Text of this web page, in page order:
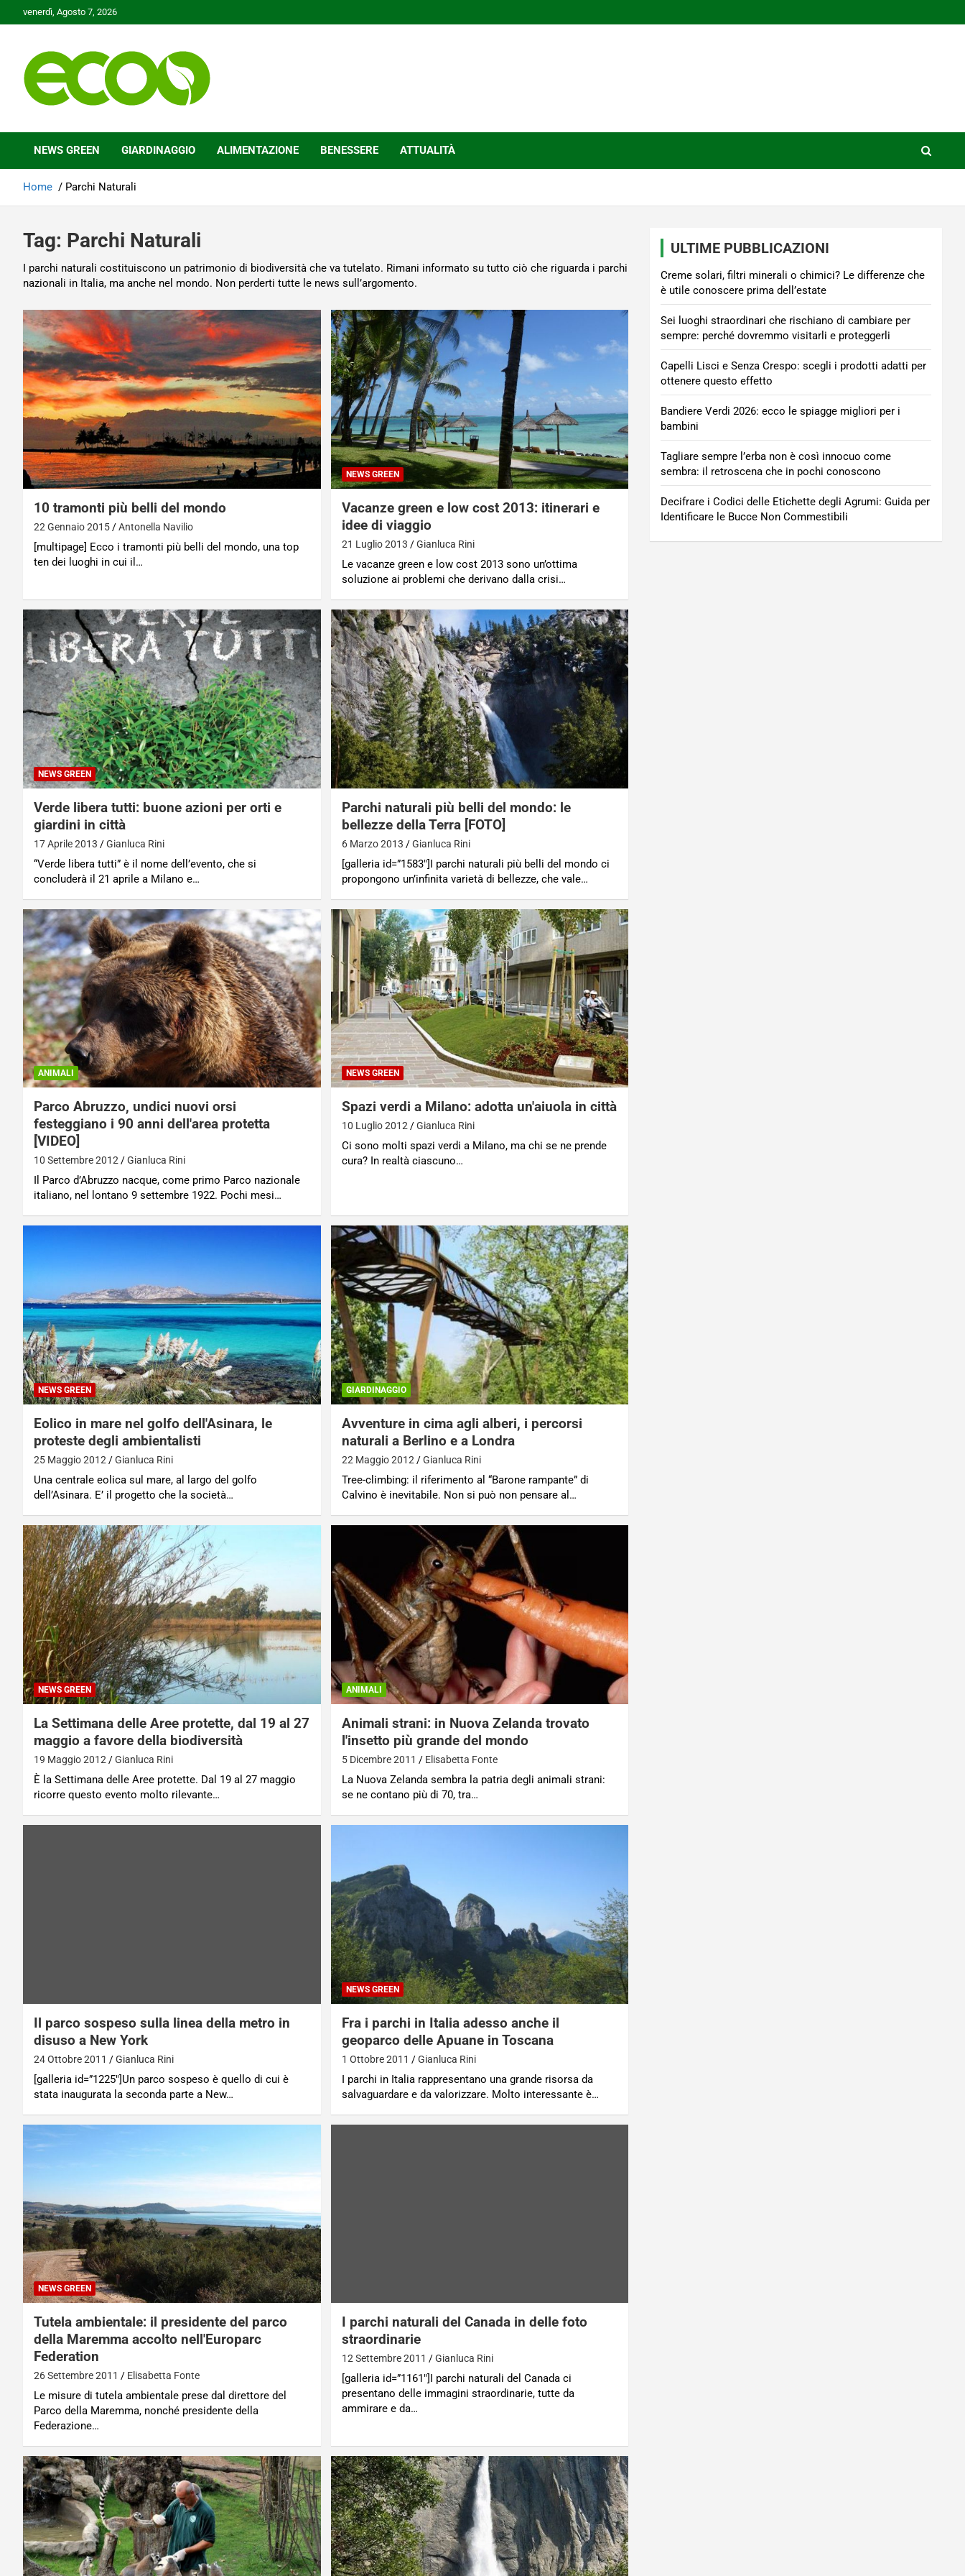
to
venerdì, Agosto 7, 2026
Ecoo.it
NEWS GREEN GIARDINAGGIO ALIMENTAZIONE BENESSERE ATTUALITÀ
Home Parchi Naturali
Tag: Parchi Naturali
I parchi naturali costituiscono un patrimonio di biodiversità che va tutelato. Rimani informato su tutto ciò che riguarda i parchi
nazionali in Italia, ma anche nel mondo. Non perderti tutte le news sull’argomento.
10 tramonti più belli del mondo
22 Gennaio 2015 Antonella Navilio
[multipage] Ecco i tramonti più belli del mondo, una top
ten dei luoghi in cui il…
NEWS GREEN
Vacanze green e low cost 2013: itinerari e
idee di viaggio
21 Luglio 2013 Gianluca Rini
Le vacanze green e low cost 2013 sono un’ottima
soluzione ai problemi che derivano dalla crisi…
NEWS GREEN
Verde libera tutti: buone azioni per orti e
giardini in città
17 Aprile 2013 Gianluca Rini
“Verde libera tutti” è il nome dell’evento, che si
concluderà il 21 aprile a Milano e…
Parchi naturali più belli del mondo: le
bellezze della Terra [FOTO]
6 Marzo 2013 Gianluca Rini
[galleria id=”1583″]I parchi naturali più belli del mondo ci
propongono un’infinita varietà di bellezze, che vale…
ANIMALI
Parco Abruzzo, undici nuovi orsi
festeggiano i 90 anni dell'area protetta
[VIDEO]
10 Settembre 2012 Gianluca Rini
Il Parco d’Abruzzo nacque, come primo Parco nazionale
italiano, nel lontano 9 settembre 1922. Pochi mesi…
NEWS GREEN
Spazi verdi a Milano: adotta un'aiuola in città
10 Luglio 2012 Gianluca Rini
Ci sono molti spazi verdi a Milano, ma chi se ne prende
cura? In realtà ciascuno…
NEWS GREEN
Eolico in mare nel golfo dell'Asinara, le
proteste degli ambientalisti
25 Maggio 2012 Gianluca Rini
Una centrale eolica sul mare, al largo del golfo
dell’Asinara. E’ il progetto che la società…
GIARDINAGGIO
Avventure in cima agli alberi, i percorsi
naturali a Berlino e a Londra
22 Maggio 2012 Gianluca Rini
Tree-climbing: il riferimento al “Barone rampante” di
Calvino è inevitabile. Non si può non pensare al…
NEWS GREEN
La Settimana delle Aree protette, dal 19 al 27
maggio a favore della biodiversità
19 Maggio 2012 Gianluca Rini
È la Settimana delle Aree protette. Dal 19 al 27 maggio
ricorre questo evento molto rilevante…
ANIMALI
Animali strani: in Nuova Zelanda trovato
l'insetto più grande del mondo
5 Dicembre 2011 Elisabetta Fonte
La Nuova Zelanda sembra la patria degli animali strani:
se ne contano più di 70, tra…
Il parco sospeso sulla linea della metro in
disuso a New York
24 Ottobre 2011 Gianluca Rini
[galleria id=”1225″]Un parco sospeso è quello di cui è
stata inaugurata la seconda parte a New…
NEWS GREEN
Fra i parchi in Italia adesso anche il
geoparco delle Apuane in Toscana
1 Ottobre 2011 Gianluca Rini
I parchi in Italia rappresentano una grande risorsa da
salvaguardare e da valorizzare. Molto interessante è…
NEWS GREEN
Tutela ambientale: il presidente del parco
della Maremma accolto nell'Europarc
Federation
26 Settembre 2011 Elisabetta Fonte
Le misure di tutela ambientale prese dal direttore del
Parco della Maremma, nonché presidente della
Federazione…
I parchi naturali del Canada in delle foto
straordinarie
12 Settembre 2011 Gianluca Rini
[galleria id=”1161″]I parchi naturali del Canada ci
presentano delle immagini straordinarie, tutte da
ammirare e da…
ULTIME PUBBLICAZIONI
Creme solari, filtri minerali o chimici? Le differenze che
è utile conoscere prima dell’estate
Sei luoghi straordinari che rischiano di cambiare per
sempre: perché dovremmo visitarli e proteggerli
Capelli Lisci e Senza Crespo: scegli i prodotti adatti per
ottenere questo effetto
Bandiere Verdi 2026: ecco le spiagge migliori per i
bambini
Tagliare sempre l’erba non è così innocuo come
sembra: il retroscena che in pochi conoscono
Decifrare i Codici delle Etichette degli Agrumi: Guida per
Identificare le Bucce Non Commestibili